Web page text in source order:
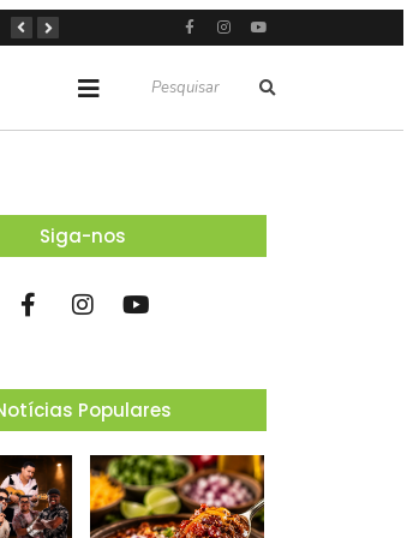
Siga-nos
Populares